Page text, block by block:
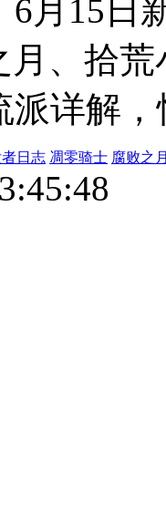
6月15
月、拾
派详解
日志 凋零骑士 腐败之